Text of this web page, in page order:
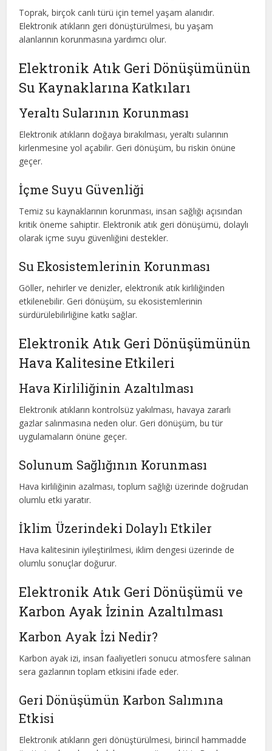
Toprak, birçok canlı türü için temel yaşam alanıdır.
Elektronik atıkların geri dönüştürülmesi, bu yaşam
alanlarının korunmasına yardımcı olur.
Elektronik Atık Geri Dönüşümünün
Su Kaynaklarına Katkıları
Yeraltı Sularının Korunması
Elektronik atıkların doğaya bırakılması, yeraltı sularının
kirlenmesine yol açabilir. Geri dönüşüm, bu riskin önüne
geçer.
İçme Suyu Güvenliği
Temiz su kaynaklarının korunması, insan sağlığı açısından
kritik öneme sahiptir. Elektronik atık geri dönüşümü, dolaylı
olarak içme suyu güvenliğini destekler.
Su Ekosistemlerinin Korunması
Göller, nehirler ve denizler, elektronik atık kirliliğinden
etkilenebilir. Geri dönüşüm, su ekosistemlerinin
sürdürülebilirliğine katkı sağlar.
Elektronik Atık Geri Dönüşümünün
Hava Kalitesine Etkileri
Hava Kirliliğinin Azaltılması
Elektronik atıkların kontrolsüz yakılması, havaya zararlı
gazlar salınmasına neden olur. Geri dönüşüm, bu tür
uygulamaların önüne geçer.
Solunum Sağlığının Korunması
Hava kirliliğinin azalması, toplum sağlığı üzerinde doğrudan
olumlu etki yaratır.
İklim Üzerindeki Dolaylı Etkiler
Hava kalitesinin iyileştirilmesi, iklim dengesi üzerinde de
olumlu sonuçlar doğurur.
Elektronik Atık Geri Dönüşümü ve
Karbon Ayak İzinin Azaltılması
Karbon Ayak İzi Nedir?
Karbon ayak izi, insan faaliyetleri sonucu atmosfere salınan
sera gazlarının toplam etkisini ifade eder.
Geri Dönüşümün Karbon Salımına
Etkisi
Elektronik atıkların geri dönüştürülmesi, birincil hammadde